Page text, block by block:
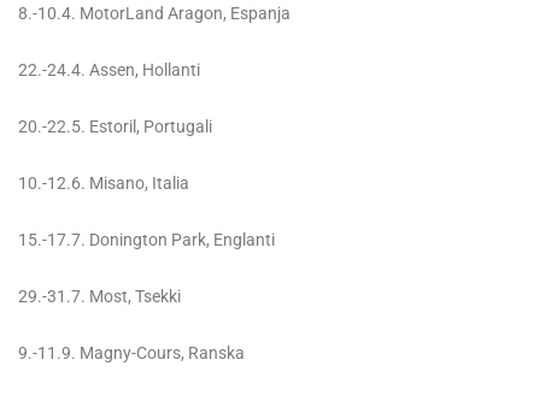
8.-10.4. MotorLand Aragon, Espanja
22.-24.4. Assen, Hollanti
20.-22.5. Estoril, Portugali
10.-12.6. Misano, Italia
15.-17.7. Donington Park, Englanti
29.-31.7. Most, Tsekki
9.-11.9. Magny-Cours, Ranska